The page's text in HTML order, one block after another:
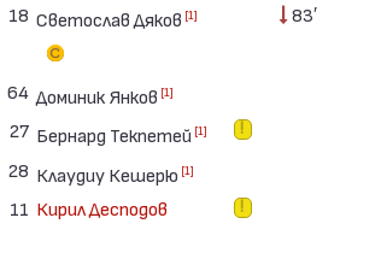
18 Светослав Дяков [1] 83′
64 Доминик Янков [1]
27 Бернард Текпетей [1]
28 Клаудиу Кешерю [1]
11 Кирил Десподов